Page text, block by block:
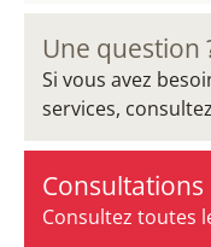
Une question
Si vous avez
services,
Consultations
Consultez toutes